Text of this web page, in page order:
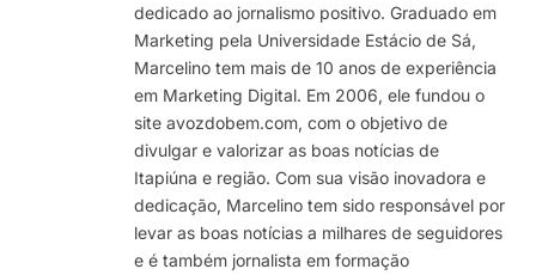
dedicado ao jornalismo positivo. Graduado em
Marketing pela Universidade Estácio de Sá,
Marcelino tem mais de 10 anos de experiência
em Marketing Digital. Em 2006, ele fundou o
site avozdobem.com, com o objetivo de
divulgar e valorizar as boas notícias de
Itapiúna e região. Com sua visão inovadora e
dedicação, Marcelino tem sido responsável por
levar as boas notícias a milhares de seguidores
e é também jornalista em formação